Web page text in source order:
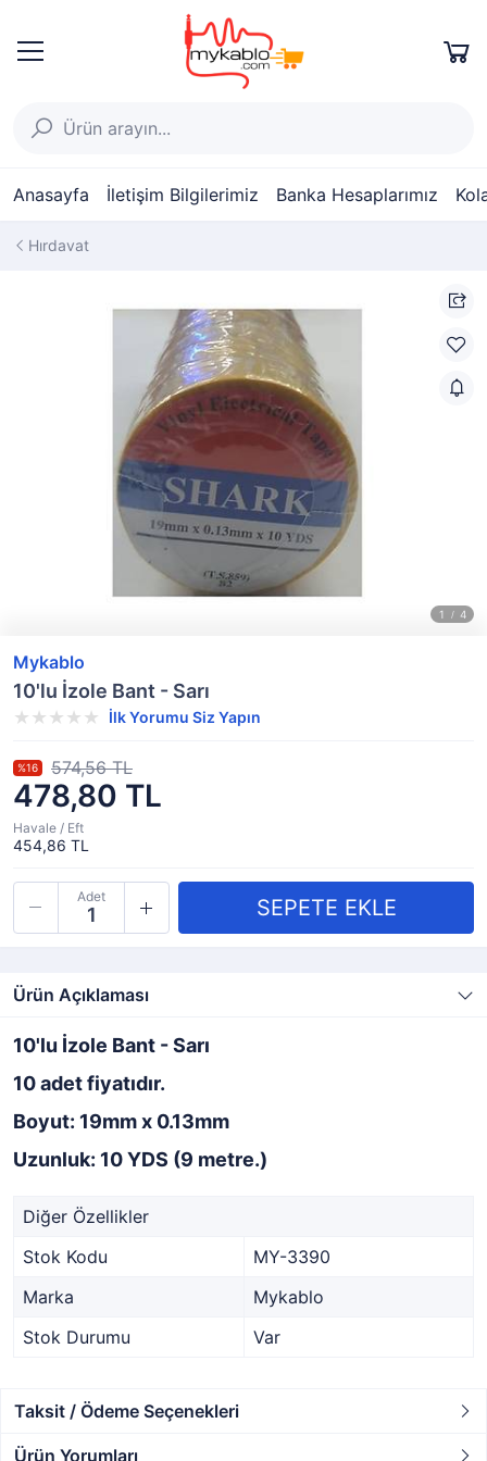
Anasayfa İletişim Bilgilerimiz Banka Hesaplarımız
Hırdavat
Mykablo
10'lu İzole Bant - Sarı
İlk Yorumu Siz Yapın
478,80 TL
%16 574,56 TL
Havale / Eft
454,86 TL
Adet
Ürün Açıklaması
10'lu İzole Bant - Sarı
10 adet fiyatıdır.
Boyut: 19mm x 0.13mm
Uzunluk: 10 YDS (9 metre.)
Diğer Özellikler
Stok Kodu
MY-3390
Marka
Mykablo
Stok Durumu
Var
Taksit / Ödeme Seçenekleri
Ürün Yorumları